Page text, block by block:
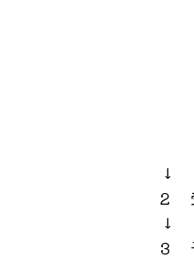
↓
２ 受診
↓
３ 予